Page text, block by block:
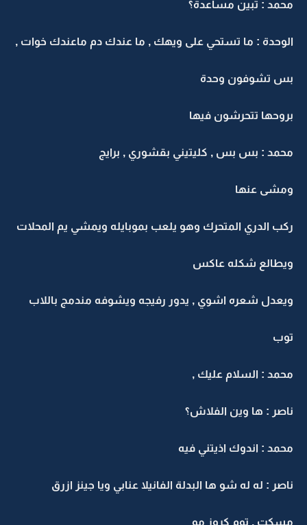
محمد : تبين مساعدة؟
الوحدة : ما تستحي على ويهك , ما عندك دم ماعندك خوات ,
بس تشوفون وحدة
بروحها تتحرشون فيها
محمد : بس بس , كليتيني بقشوري , برايج
ومشى عنها
ركب الدري المتحرك وهو يلعب بموبايله ويمشي يم المحلات
ويطالع شكله عاكس
ويعدل شعره اشوي , يدور رفيجه ويشوفه مندمج باللاب
توب
محمد : السلام عليك ,
ناصر : ها وين الفلاش؟
محمد : اندوك اذيتني فيه
ناصر : له له شو ها البدلة الفانيلا عنابي ويا جينز ازرق
مسكت , توم كروز مو